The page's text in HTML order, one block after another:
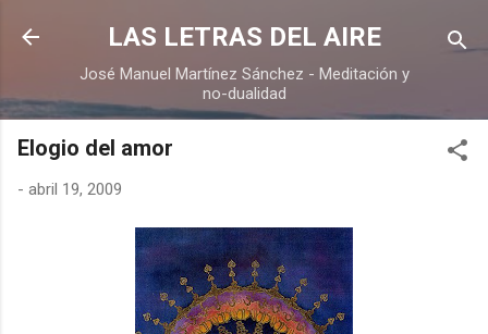
Ir al contenido principal
LAS LETRAS DEL AIRE
José Manuel Martínez Sánchez - Meditación y
no-dualidad
Elogio del amor
- abril 19, 2009